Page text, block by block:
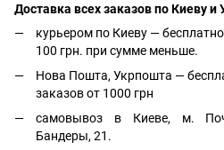
Доставка всех заказов по Киеву и
курьером по Киеву —
100 грн. при сумме меньше.
Нова Пошта, Укрпошта —
заказов от 1000 грн
самовывоз в Киеве, м.
Бандеры, 21.